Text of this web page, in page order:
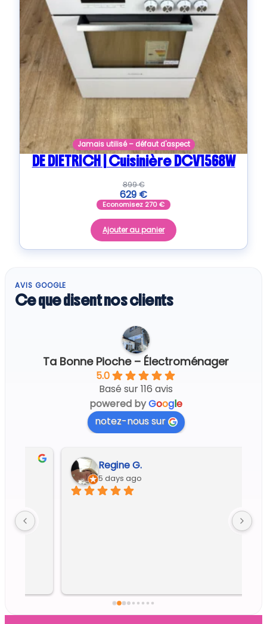
Jamais utilisé – défaut d'aspect
DE DIETRICH | Cuisinière DCV1568W
899€
629 €
Economisez 270€
Ajouter au panier
AVIS GOOGLE
Ce que disent nos clients
Ta Bonne Pioche – Électroménager
5.0
Basé sur 116 avis
powered byGoogle
notez-nous sur
Regine G.
5 days ago